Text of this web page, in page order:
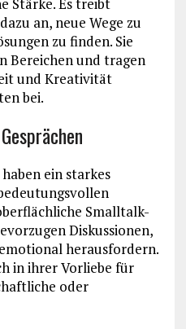
an, neue Wege zu
zu finden. Sie
Bereichen und tragen
und Kreativität
bei.
ein starkes
Smalltalk-
Diskussionen,
herausfordern.
in ihrer Vorliebe für
oder